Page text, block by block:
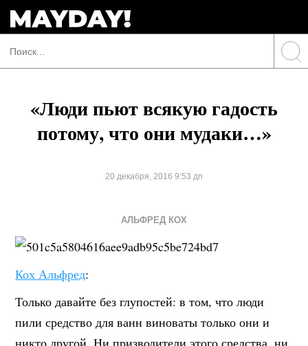
«Люди пьют всякую гадость
потому, что они мудаки…»
20 декабря, 2016 9:53 дп
АЛЬФРЕД КОХ
Кох Альфред:
Только давайте без глупостей: в том, что люди
пили средство для ванн виноваты только они и
никто другой. Ни призводители этого средства, ни